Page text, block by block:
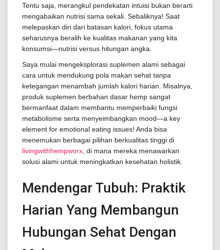
Tentu saja, merangkul pendekatan intuisi bukan berarti
mengabaikan nutrisi sama sekali. Sebaliknya! Saat
melepaskan diri dari batasan kalori, fokus utama
seharusnya beralih ke kualitas makanan yang kita
konsumsi—nutrisi versus hitungan angka.
Saya mulai mengeksplorasi suplemen alami sebagai
cara untuk mendukung pola makan sehat tanpa
ketegangan menambah jumlah kalori harian. Misalnya,
produk suplemen berbahan dasar hemp sangat
bermanfaat dalam membantu memperbaiki fungsi
metabolisme serta menyeimbangkan mood—a key
element for emotional eating issues! Anda bisa
menemukan berbagai pilihan berkualitas tinggi di
livingwithhempworx , di mana mereka menawarkan
solusi alami untuk meningkatkan kesehatan holistik.
Mendengar Tubuh: Praktik
Harian Yang Membangun
Hubungan Sehat Dengan